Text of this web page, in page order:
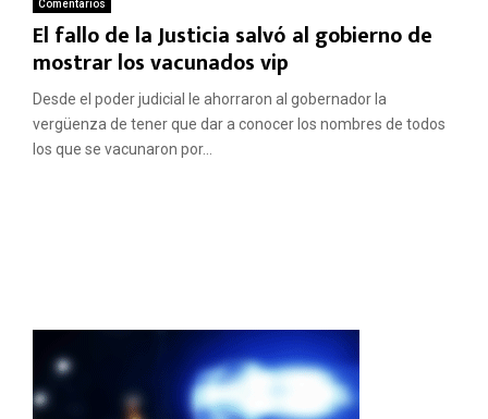
Comentarios
El fallo de la Justicia salvó al gobierno de
mostrar los vacunados vip
Desde el poder judicial le ahorraron al gobernador la
vergüenza de tener que dar a conocer los nombres de todos
los que se vacunaron por...